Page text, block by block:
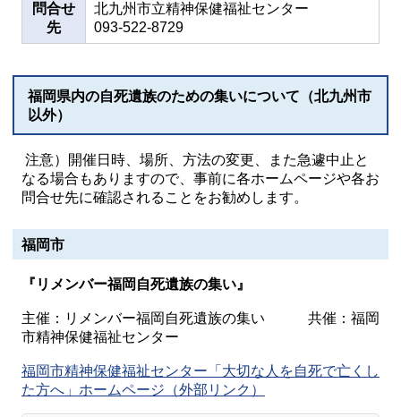
問合せ
先
北九州市立精神保健福祉センター
093-522-8729
福岡県内の自死遺族のための集いについて（北九州市
以外）
注意）開催日時、場所、方法の変更、また急遽中止と
なる場合もありますので、事前に各ホームページや各お
問合せ先に確認されることをお勧めします。
福岡市
『リメンバー福岡自死遺族の集い』
主催：リメンバー福岡自死遺族の集い 共催：福岡
市精神保健福祉センター
福岡市精神保健福祉センター「大切な人を自死で亡くし
た方へ」ホームページ（外部リンク）